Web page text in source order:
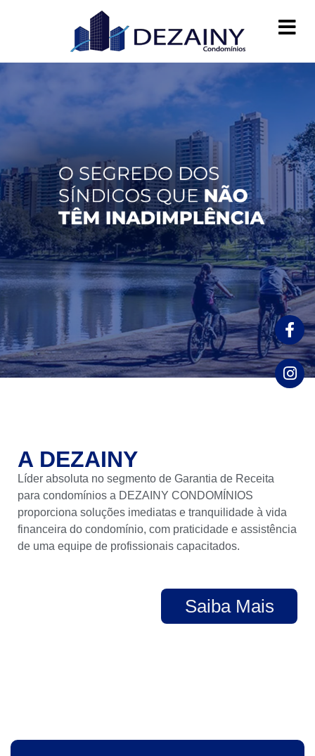
A DEZAINY
Líder absoluta no segmento de Garantia de Receita
para condomínios a DEZAINY CONDOMÍNIOS
proporciona soluções imediatas e tranquilidade à vida
financeira do condomínio, com praticidade e assistência
de uma equipe de profissionais capacitados.
Saiba Mais